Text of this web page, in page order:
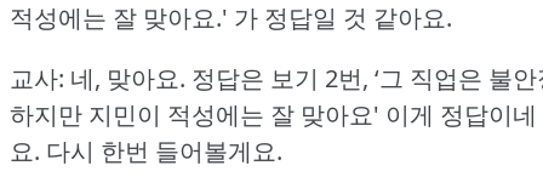
적성에는 잘 맞아요.' 가 정답일 것 같아요.
교사: 네, 맞아요. 정답은 보기 2번, ‘그 직업은 불
하지만 지민이 적성에는 잘 맞아요' 이게 정답이네
요. 다시 한번 들어볼게요.